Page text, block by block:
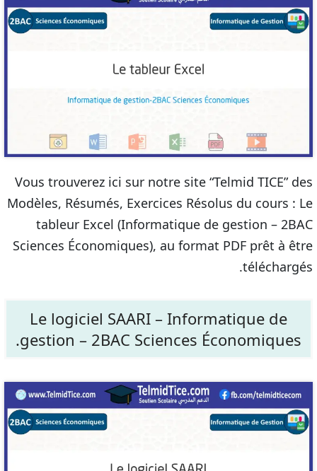
Vous trouverez ici sur notre site “Telmid TICE” des
Modèles, Résumés, Exercices Résolus du cours : Le
tableur Excel (Informatique de gestion – 2BAC
Sciences Économiques), au format PDF prêt à être
téléchargés.
Le logiciel SAARI – Informatique de
gestion – 2BAC Sciences Économiques.